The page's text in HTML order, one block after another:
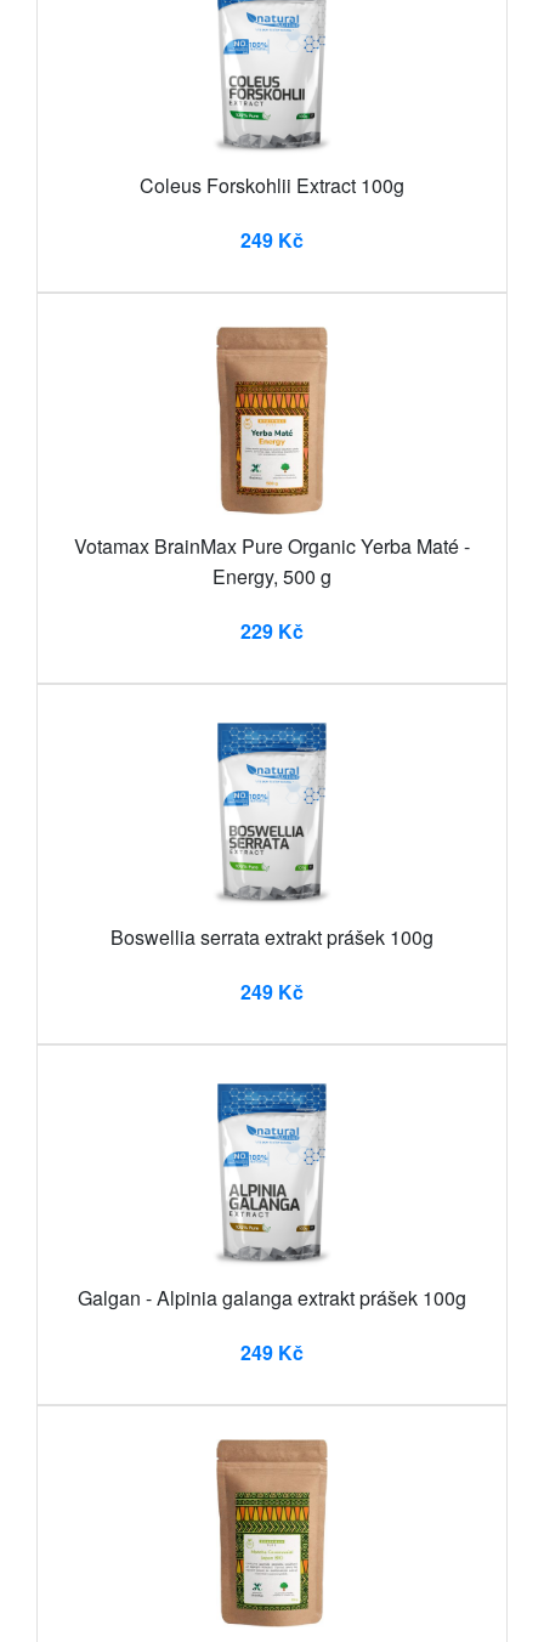
Coleus Forskohlii Extract 100g
249 Kč
Votamax BrainMax Pure Organic Yerba Maté -
Energy, 500 g
229 Kč
Boswellia serrata extrakt prášek 100g
249 Kč
Galgan - Alpinia galanga extrakt prášek 100g
249 Kč